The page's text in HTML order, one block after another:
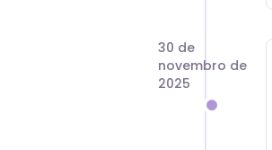
30 de
novembro de
2025